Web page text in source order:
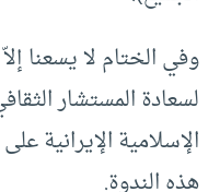
وفي الختام لا يسعنا
لسعادة المستشار
الإسلامية الإيرانية
هذه الندوة.